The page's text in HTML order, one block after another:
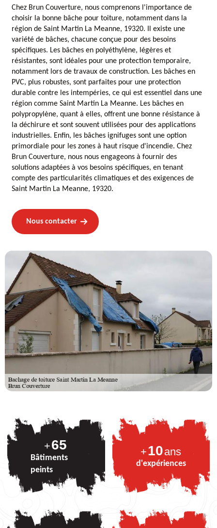
Chez Brun Couverture, nous comprenons l'importance de
choisir la bonne bâche pour toiture, notamment dans la
région de Saint Martin La Meanne, 19320. Il existe une
variété de bâches, chacune conçue pour des besoins
spécifiques. Les bâches en polyéthylène, légères et
résistantes, sont idéales pour une protection temporaire,
notamment lors de travaux de construction. Les bâches en
PVC, plus robustes, sont parfaites pour une protection
durable contre les intempéries, ce qui est essentiel dans une
région comme Saint Martin La Meanne. Les bâches en
polypropylène, quant à elles, offrent une bonne résistance à
la déchirure et sont souvent utilisées pour des applications
industrielles. Enfin, les bâches ignifuges sont une option
primordiale pour les zones à haut risque d'incendie. Chez
Brun Couverture, nous nous engageons à fournir des
solutions adaptées à vos besoins spécifiques, en tenant
compte des particularités climatiques et des exigences de
Saint Martin La Meanne, 19320.
Nous contacter
+82
Bâtiments
peints
+10ans
d'expériences